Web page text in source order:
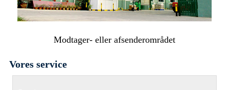
Modtager- eller afsenderområdet
Vores service